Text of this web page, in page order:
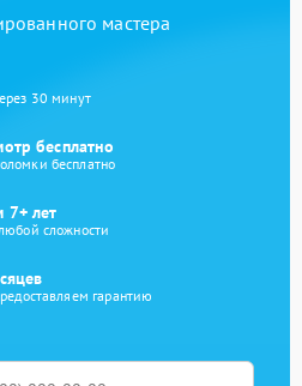
мастера
30 минут
бесплатно
бесплатно
7+ лет
сложности
гарантию